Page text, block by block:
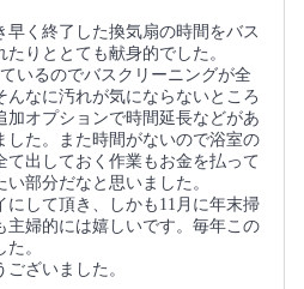
早く終了した換気扇の時間をバス
りととても献身的でした。
いるのでバスクリーニングが全
んなに汚れが気にならないところ
加オプションで時間延長などがあ
した。また時間がないので浴室の
て出しておく作業もお金を払って
部分だなと思いました。
にして頂き、しかも11月に年末掃
主婦的には嬉しいです。毎年この
。
ざいました。